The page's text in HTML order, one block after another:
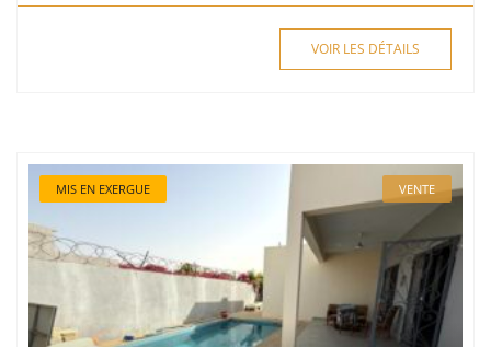
VOIR LES DÉTAILS
MIS EN EXERGUE VENTE